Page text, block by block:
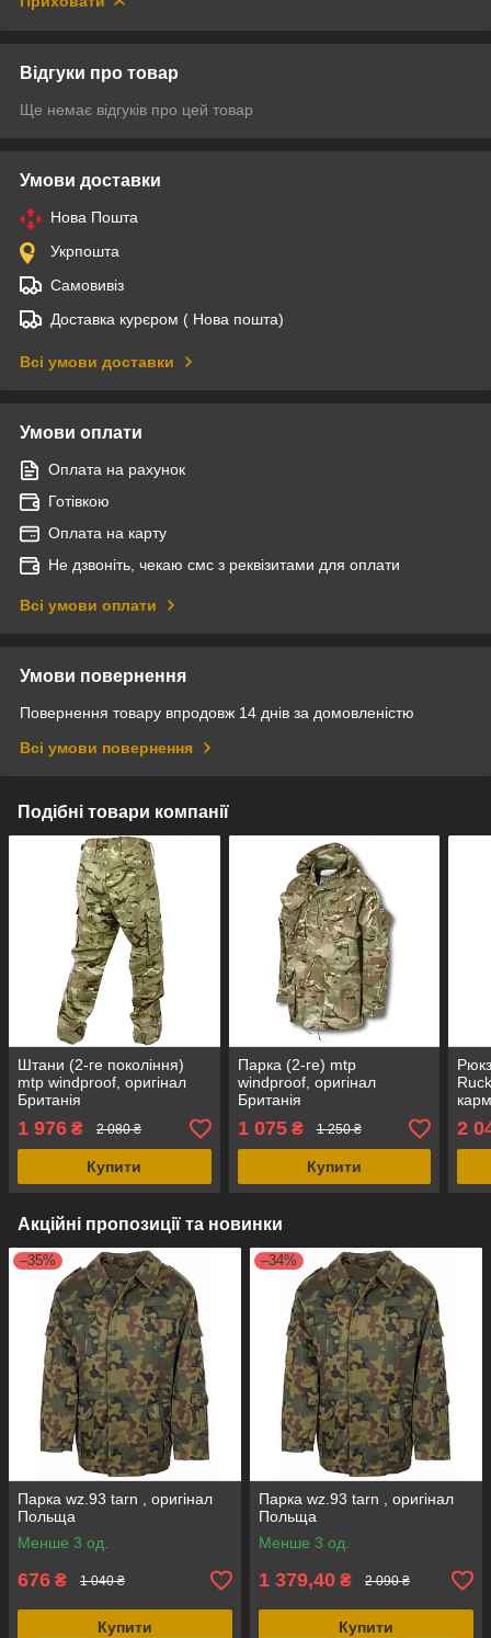
Відгуки про товар
Ще немає відгуків про цей товар
Умови доставки
Нова Пошта
Укрпошта
Самовивіз
Доставка курєром ( Нова пошта)
Всі умови доставки
Умови оплати
Оплата на рахунок
Готівкою
Оплата на карту
Не дзвоніть, чекаю смс з реквізитами для оплати
Всі умови оплати
Умови повернення
Повернення товару впродовж 14 днів за домовленістю
Всі умови повернення
Подібні товари компанії
Штани (2-ге покоління)
mtp windproof, оригінал
Британія
1 976 ₴ 2 080 ₴
Купити
Парка (2-ге) mtp
windproof, оригінал
Британія
1 075₴ 1 250 ₴
Купити
2
Акційні пропозиції та новинки
–35%
Парка wz.93 tarn , оригінал
Польща
Менше 3 од.
676 ₴ 1 040 ₴
Купити
–34%
Парка wz.93 tarn , оригінал
Польща
Менше 3 од.
1 379,40 ₴ 2 090 ₴
Купити